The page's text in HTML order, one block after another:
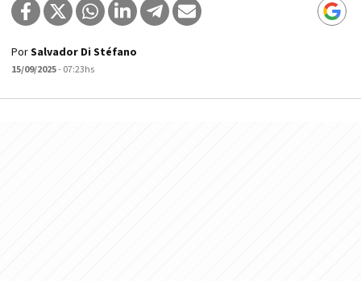
PorSalvador Di Stéfano
15/09/2025- 07:23hs